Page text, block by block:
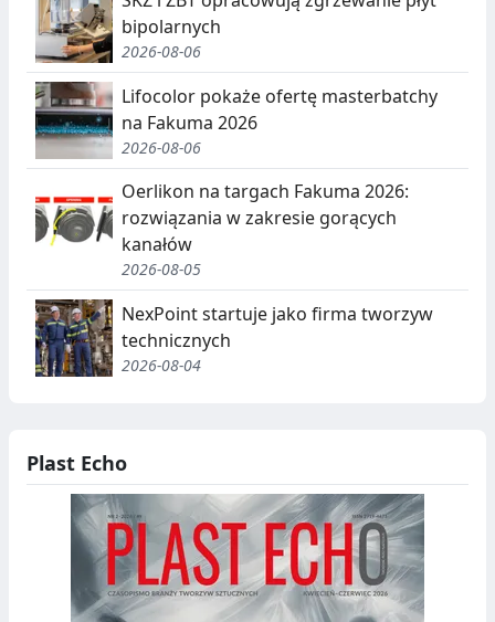
bipolarnych
2026-08-06
Lifocolor pokaże ofertę masterbatchy
na Fakuma 2026
2026-08-06
Oerlikon na targach Fakuma 2026:
rozwiązania w zakresie gorących
kanałów
2026-08-05
NexPoint startuje jako firma tworzyw
technicznych
2026-08-04
Plast Echo